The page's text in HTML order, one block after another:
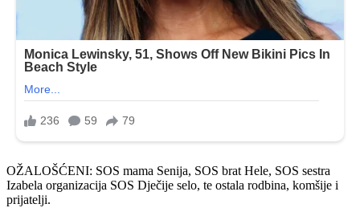
OŽALOŠĆENI: SOS mama Senija, SOS brat Hele, SOS sestra
Izabela organizacija SOS Dječije selo, te ostala rodbina, komšije i
prijatelji.